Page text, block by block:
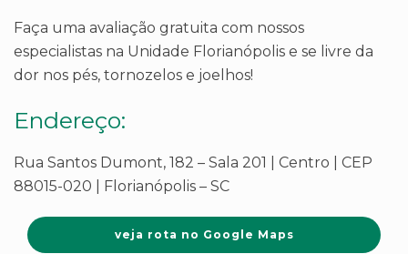
Faça uma avaliação gratuita com nossos
especialistas na Unidade Florianópolis e se livre da
dor nos pés, tornozelos e joelhos!
Endereço:
Rua Santos Dumont, 182 – Sala 201 | Centro | CEP
88015-020 | Florianópolis – SC
veja rota no Google Maps